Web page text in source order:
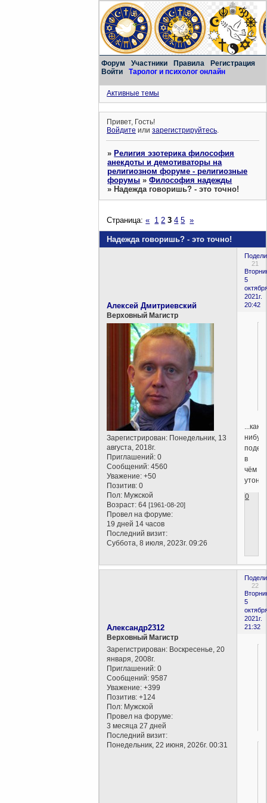
Форум Участники Правила
Регистрация
Войти
Таролог и психолог онлайн
Активные темы
Привет, Гость!
Войдите илизарегистрируйтесь.
»Религия эзотерика философия
анекдоты и демотиваторы на
религиозном форуме - религиозные
форумы »Философия надежды
»Надежда говоришь? - это точно!
Надежда говоришь? - это точно!
Страница:« 1 2 3 4 5 »
21
5
2021г.
20:42
Алексей Дмитриевский
Верховный Магистр
Зарегистрирован: Понедельник, 13
августа, 2018г.
Приглашений: 0
Сообщений: 4560
Уважение: +50
Позитив: 0
Пол: Мужской
Возраст: 64[1961-08-20]
Провел на форуме:
19 дней 14 часов
Последний визит:
Суббота, 8 июля, 2023г. 09:26
...как-
в
чём
0
22
5
2021г.
21:32
Александр2312
Верховный Магистр
Зарегистрирован: Воскресенье, 20
января, 2008г.
Приглашений: 0
Сообщений: 9587
Уважение: +399
Позитив: +124
Пол: Мужской
Провел на форуме:
3 месяца 27 дней
Последний визит:
Понедельник, 22 июня, 2026г. 00:31